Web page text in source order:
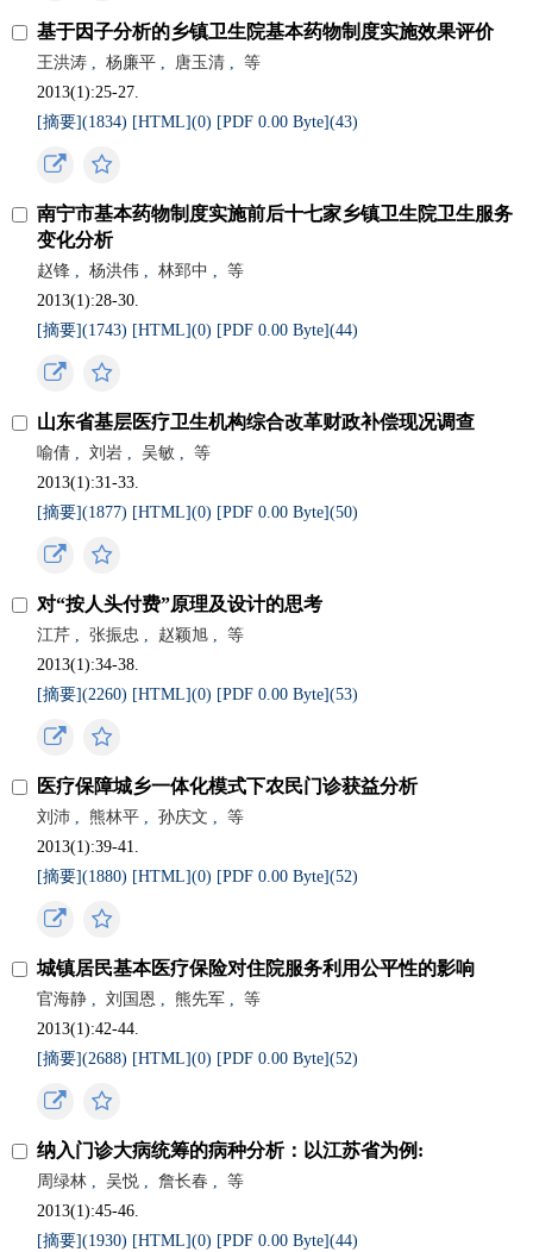
基于因子分析的乡镇卫生院基本药物制度实施效果评价
王洪涛 , 杨廉平 , 唐玉清 ,
等
2013(1):25-27.
[摘要](1834) [HTML](0) [PDF 0.00 Byte](43)
南宁市基本药物制度实施前后十七家乡镇卫生院卫生服务
变化分析
赵锋 , 杨洪伟 , 林郅中 ,
等
2013(1):28-30.
[摘要](1743) [HTML](0) [PDF 0.00 Byte](44)
山东省基层医疗卫生机构综合改革财政补偿现况调查
喻倩 , 刘岩 , 吴敏 ,
等
2013(1):31-33.
[摘要](1877) [HTML](0) [PDF 0.00 Byte](50)
对“按人头付费”原理及设计的思考
江芹 , 张振忠 , 赵颖旭 ,
等
2013(1):34-38.
[摘要](2260) [HTML](0) [PDF 0.00 Byte](53)
医疗保障城乡一体化模式下农民门诊获益分析
刘沛 , 熊林平 , 孙庆文 ,
等
2013(1):39-41.
[摘要](1880) [HTML](0) [PDF 0.00 Byte](52)
城镇居民基本医疗保险对住院服务利用公平性的影响
官海静 , 刘国恩 , 熊先军 ,
等
2013(1):42-44.
[摘要](2688) [HTML](0) [PDF 0.00 Byte](52)
纳入门诊大病统筹的病种分析：以江苏省为例:
周绿林 , 吴悦 , 詹长春 ,
等
2013(1):45-46.
[摘要](1930) [HTML](0) [PDF 0.00 Byte](44)